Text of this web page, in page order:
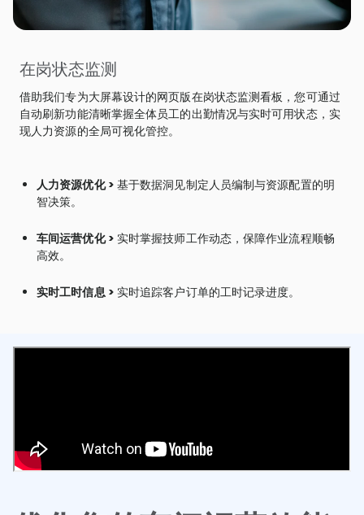
在岗状态监测
借助我们专为大屏幕设计的网页版在岗状态监测看板，您可通过
自动刷新功能清晰掌握全体员工的出勤情况与实时可用状态，实
现人力资源的全局可视化管控。
人力资源优化 > 基于数据洞见制定人员编制与资源配置的明
智决策。
车间运营优化 > 实时掌握技师工作动态，保障作业流程顺畅
高效。
实时工时信息 > 实时追踪客户订单的工时记录进度。